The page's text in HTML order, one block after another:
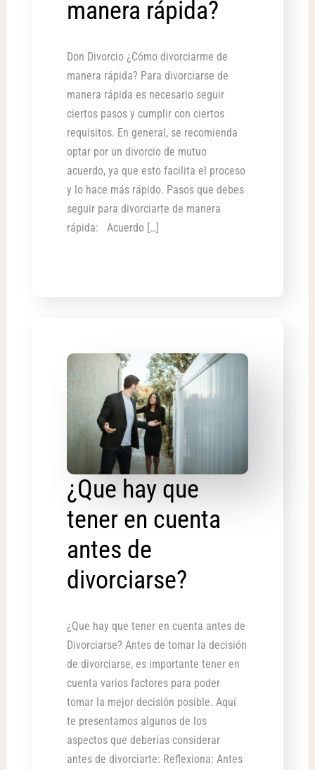
manera rápida?
Don Divorcio ¿Cómo divorciarme de
manera rápida? Para divorciarse de
manera rápida es necesario seguir
ciertos pasos y cumplir con ciertos
requisitos. En general, se recomienda
optar por un divorcio de mutuo
acuerdo, ya que esto facilita el proceso
y lo hace más rápido. Pasos que debes
seguir para divorciarte de manera
rápida: Acuerdo […]
¿Que hay que
tener en cuenta
antes de
divorciarse?
¿Que hay que tener en cuenta antes de
Divorciarse? Antes de tomar la decisión
de divorciarse, es importante tener en
cuenta varios factores para poder
tomar la mejor decisión posible. Aquí
te presentamos algunos de los
aspectos que deberías considerar
antes de divorciarte: Reflexiona: Antes